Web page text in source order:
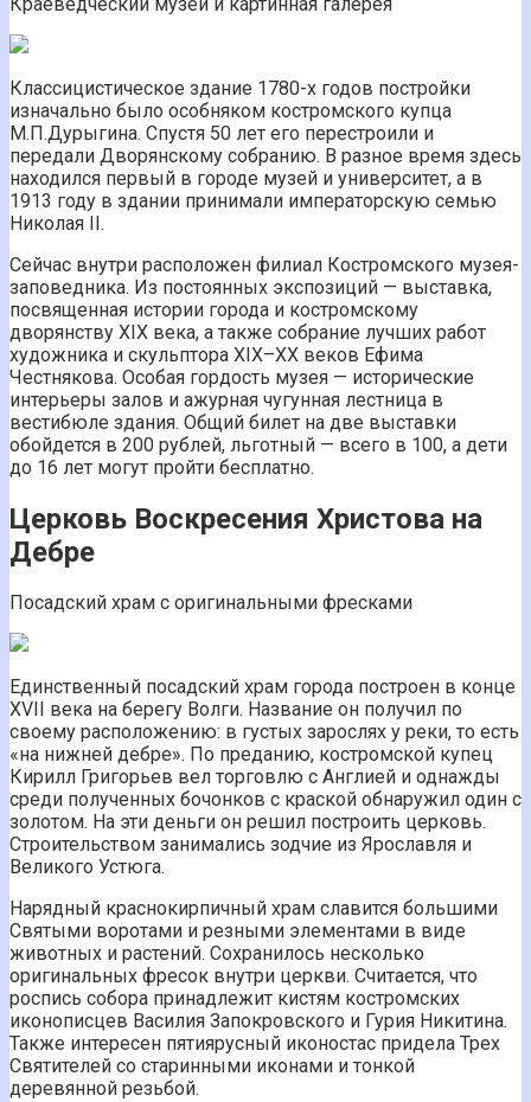
Классицистическое здание 1780-х годов постройки
изначально было особняком костромского купца
М.П.Дурыгина. Спустя 50 лет его перестроили и
передали Дворянскому собранию. В разное время здесь
находился первый в городе музей и университет, а в
1913 году в здании принимали императорскую семью
Николая II.
Сейчас внутри расположен филиал Костромского музея-
заповедника. Из постоянных экспозиций — выставка,
посвященная истории города и костромскому
дворянству XIX века, а также собрание лучших работ
художника и скульптора XIX–XX веков Ефима
Честнякова. Особая гордость музея — исторические
интерьеры залов и ажурная чугунная лестница в
вестибюле здания. Общий билет на две выставки
обойдется в 200 рублей, льготный — всего в 100, а дети
до 16 лет могут пройти бесплатно.
Церковь Воскресения Христова на
Дебре
Посадский храм с оригинальными фресками
Единственный посадский храм города построен в конце
XVII века на берегу Волги. Название он получил по
своему расположению: в густых зарослях у реки, то есть
«на нижней дебре». По преданию, костромской купец
Кирилл Григорьев вел торговлю с Англией и однажды
среди полученных бочонков с краской обнаружил один с
золотом. На эти деньги он решил построить церковь.
Строительством занимались зодчие из Ярославля и
Великого Устюга.
Нарядный краснокирпичный храм славится большими
Святыми воротами и резными элементами в виде
животных и растений. Сохранилось несколько
оригинальных фресок внутри церкви. Считается, что
роспись собора принадлежит кистям костромских
иконописцев Василия Запокровского и Гурия Никитина.
Также интересен пятиярусный иконостас придела Трех
Святителей со старинными иконами и тонкой
деревянной резьбой.